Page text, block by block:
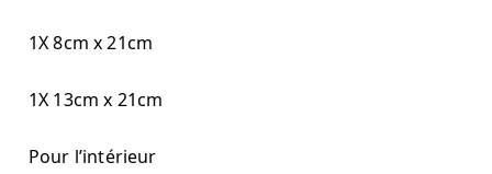
1X 8cm x 21cm
1X 13cm x 21cm
Pour l’intérieur